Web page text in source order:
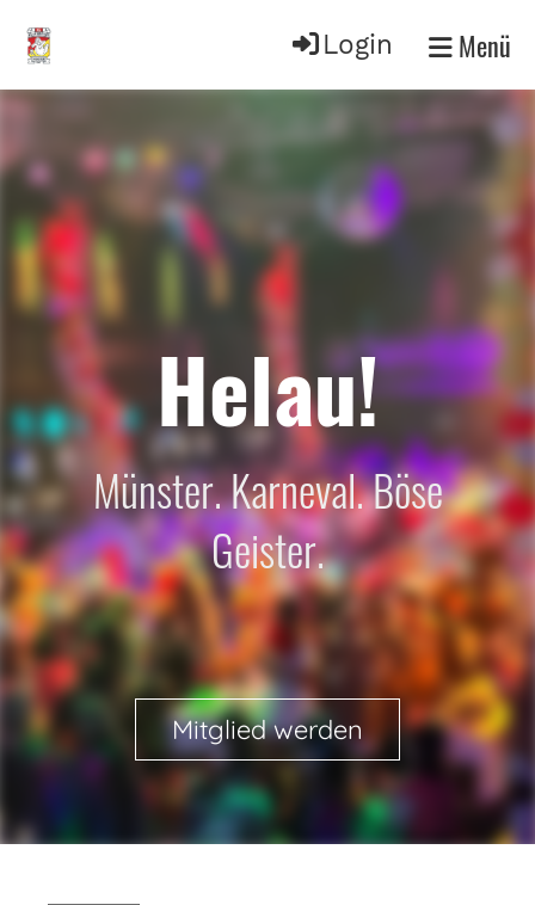
Login Menü
Helau!
Münster. Karneval. Böse
Geister.
Mitglied werden